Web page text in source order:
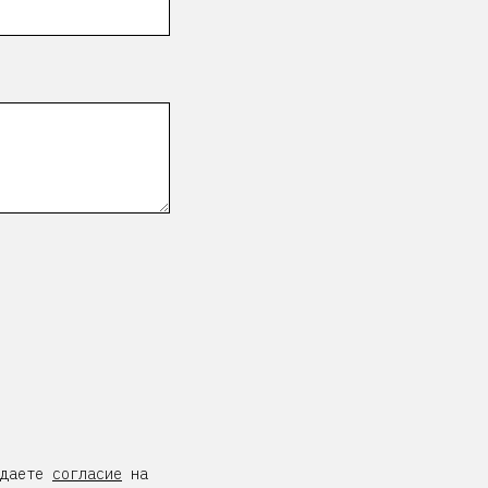
согласие на